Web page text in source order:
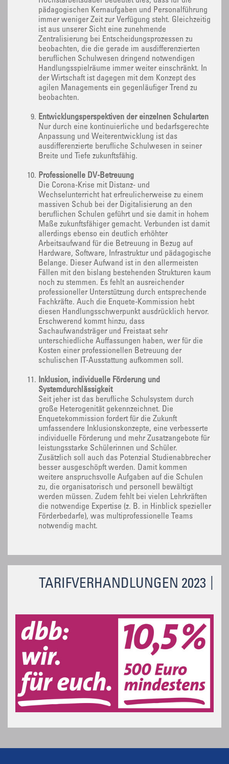
TARIFVERHANDLUNGEN 2023
pädagogischen Kernaufgaben und Personalführung
immer weniger Zeit zur Verfügung steht. Gleichzeitig
ist aus unserer Sicht eine zunehmende
Zentralisierung bei Entscheidungsprozessen zu
beobachten, die die gerade im ausdifferenzierten
beruflichen Schulwesen dringend notwendigen
Handlungsspielräume immer weiter einschränkt. In
der Wirtschaft ist dagegen mit dem Konzept des
agilen Managements ein gegenläufiger Trend zu
beobachten.
Entwicklungsperspektiven der einzelnen Schularten
Nur durch eine kontinuierliche und bedarfsgerechte
Anpassung und Weiterentwicklung ist das
ausdifferenzierte berufliche Schulwesen in seiner
Breite und Tiefe zukunftsfähig.
Professionelle DV-Betreuung
Die Corona-Krise mit Distanz- und
Wechselunterricht hat erfreulicherweise zu einem
massiven Schub bei der Digitalisierung an den
beruflichen Schulen geführt und sie damit in hohem
Maße zukunftsfähiger gemacht. Verbunden ist damit
allerdings ebenso ein deutlich erhöhter
Arbeitsaufwand für die Betreuung in Bezug auf
Hardware, Software, Infrastruktur und pädagogische
Belange. Dieser Aufwand ist in den allermeisten
Fällen mit den bislang bestehenden Strukturen kaum
noch zu stemmen. Es fehlt an ausreichender
professioneller Unterstützung durch entsprechende
Fachkräfte. Auch die Enquete-Kommission hebt
diesen Handlungsschwerpunkt ausdrücklich hervor.
Erschwerend kommt hinzu, dass
Sachaufwandsträger und Freistaat sehr
unterschiedliche Auffassungen haben, wer für die
Kosten einer professionellen Betreuung der
schulischen IT-Ausstattung aufkommen soll.
Inklusion, individuelle Förderung und
Systemdurchlässigkeit
Seit jeher ist das berufliche Schulsystem durch
große Heterogenität gekennzeichnet. Die
Enquetekommission fordert für die Zukunft
umfassendere Inklusionskonzepte, eine verbesserte
individuelle Förderung und mehr Zusatzangebote für
leistungsstarke Schülerinnen und Schüler.
Zusätzlich soll auch das Potenzial Studienabbrecher
besser ausgeschöpft werden. Damit kommen
weitere anspruchsvolle Aufgaben auf die Schulen
zu, die organisatorisch und personell bewältigt
werden müssen. Zudem fehlt bei vielen Lehrkräften
die notwendige Expertise (z. B. in Hinblick spezieller
Förderbedarfe), was multiprofessionelle Teams
notwendig macht.